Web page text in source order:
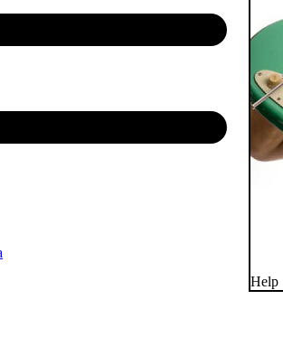
Help